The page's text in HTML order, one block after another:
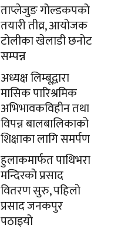
ताप्लेजुङ गोल्डकपको
तयारी तीव्र, आयोजक
टोलीका खेलाडी छनोट
सम्पन्न
अध्यक्ष लिम्बूद्वारा
मासिक पारिश्रमिक
अभिभावकविहीन तथा
विपन्न बालबालिकाको
शिक्षाका लागि समर्पण
हुलाकमार्फत पाथिभरा
मन्दिरको प्रसाद
वितरण सुरु, पहिलो
प्रसाद जनकपुर
पठाइयो